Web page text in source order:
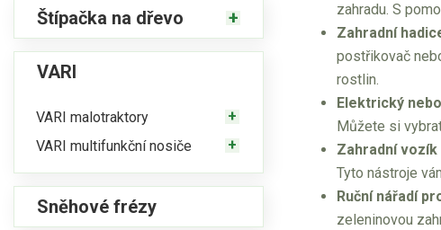
Štípačka na dřevo
VARI
VARI malotraktory
VARI multifunkční nosiče
Sněhové frézy
zahradu. S
Zahradní
postřikovač
rostlin.
Elektrický
Můžete si
Zahradní
Tyto nástroje
Ruční nářadí
zeleninovou